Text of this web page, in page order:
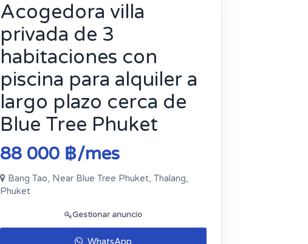
Acogedora villa
privada de 3
habitaciones con
piscina para alquiler a
largo plazo cerca de
Blue Tree Phuket
88 000 ฿/mes
Bang Tao, Near Blue Tree Phuket, Thalang,
Phuket
Gestionar anuncio
WhatsApp